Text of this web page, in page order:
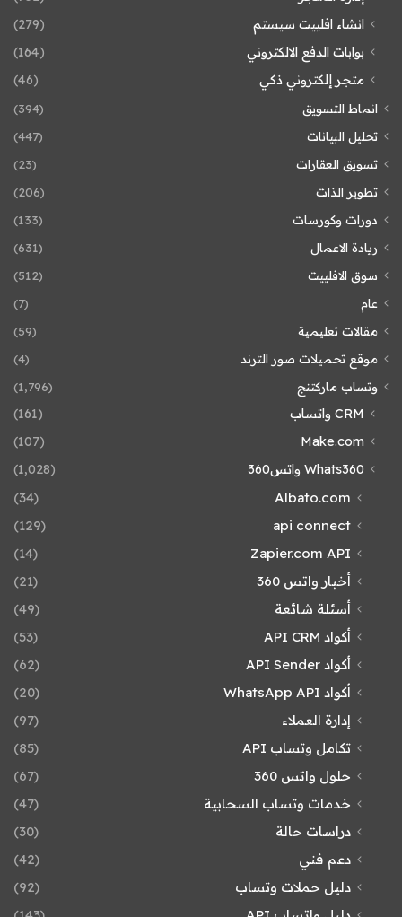
انشاء افلييت سيستم
(279)
بوابات الدفع الالكتروني
(164)
متجر إلكتروني ذكي
(46)
انماط التسويق
(394)
تحليل البيانات
(447)
تسويق العقارات
(23)
تطوير الذات
(206)
دورات وكورسات
(133)
ريادة الاعمال
(631)
سوق الافلييت
(512)
عام
(7)
مقالات تعليمية
(59)
موقع تحميلات صور الترند
(4)
وتساب ماركتنج
(1٬796)
CRM واتساب
(161)
Make.com
(107)
Whats360 واتس360
(1٬028)
Albato.com
(34)
api connect
(129)
Zapier.com API
(14)
أخبار واتس 360
(21)
أسئلة شائعة
(49)
أكواد API CRM
(53)
أكواد API Sender
(62)
أكواد WhatsApp API
(20)
إدارة العملاء
(97)
تكامل وتساب API
(85)
حلول واتس 360
(67)
خدمات وتساب السحابية
(47)
دراسات حالة
(30)
دعم فني
(42)
دليل حملات وتساب
(92)